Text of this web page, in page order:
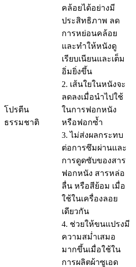
โปรตีน
ธรรมชาติ
คล้อยได้อย่างมี
ประสิทธิภาพ ลด
การหย่อนคล้อย
และทำให้หนังดู
เรียบเนียนและเต็ม
อิ่มยิ่งขึ้น
2. เส้นใยในหนังจะ
ลดลงเมื่อนำไปใช้
ในการฟอกหนัง
หรือฟอกซ้ำ
3. ไม่ส่งผลกระทบ
ต่อการซึมผ่านและ
การดูดซับของสาร
ฟอกหนัง สารหล่อ
ลื่น หรือสีย้อม เมื่อ
ใช้ในเครื่องลอย
เดียวกัน
4. ช่วยให้ขนแปรงมี
ความสม่ำเสมอ
มากขึ้นเมื่อใช้ใน
การผลิตผ้าซูเอด